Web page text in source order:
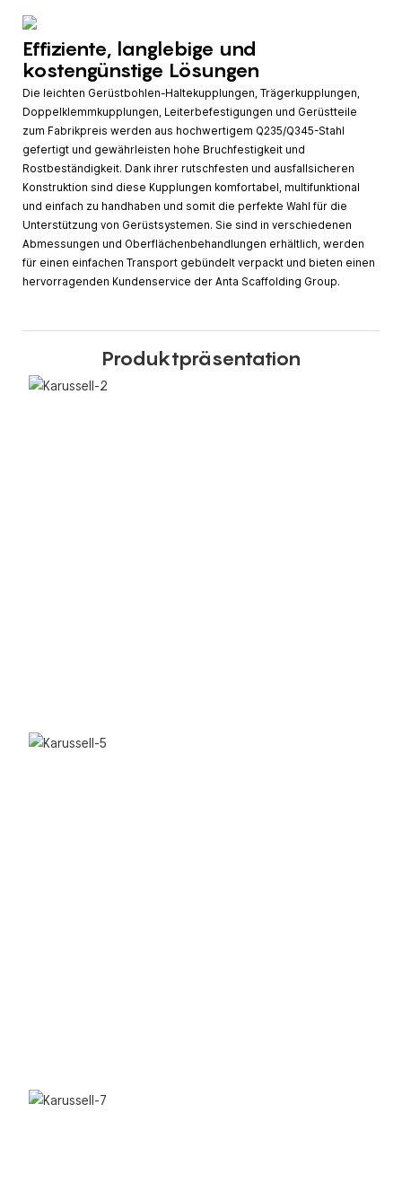
Effiziente, langlebige und
kostengünstige Lösungen
Die leichten Gerüstbohlen-Haltekupplungen, Trägerkupplungen,
Doppelklemmkupplungen, Leiterbefestigungen und Gerüstteile
zum Fabrikpreis werden aus hochwertigem Q235/Q345-Stahl
gefertigt und gewährleisten hohe Bruchfestigkeit und
Rostbeständigkeit. Dank ihrer rutschfesten und ausfallsicheren
Konstruktion sind diese Kupplungen komfortabel, multifunktional
und einfach zu handhaben und somit die perfekte Wahl für die
Unterstützung von Gerüstsystemen. Sie sind in verschiedenen
Abmessungen und Oberflächenbehandlungen erhältlich, werden
für einen einfachen Transport gebündelt verpackt und bieten einen
hervorragenden Kundenservice der Anta Scaffolding Group.
Produktpräsentation